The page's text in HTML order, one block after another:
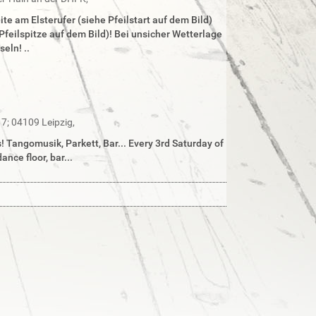
u
c
S
u
am Elsterufer (siehe Pfeilstart auf dem Bild)
auf dem Bild)! Bei unsicher Wetterlage
..
04109 Leipzig,
Parkett, Bar... Every 3rd Saturday of
floor, bar...